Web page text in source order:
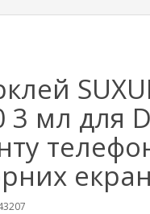
3 мл для